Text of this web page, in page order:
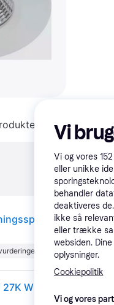
Specifikationer
hvid, 3-pak
W HV IP65R 3p
Vi
Vi og vores 152
eller unikke
behandler
deaktiveres
ikke så
eller trække
websiden.
oplysninger.
Cookiepolitik
Vi og vores